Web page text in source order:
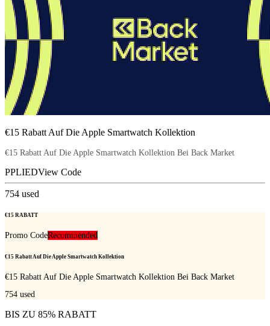
€15 Rabatt Auf Die Apple Smartwatch Kollektion
€15 Rabatt Auf Die Apple Smartwatch Kollektion Bei Back Market
PPLIEDView Code
754 used
€15 RABATT
Promo CodeRecommended
€15 Rabatt Auf Die Apple Smartwatch Kollektion
€15 Rabatt Auf Die Apple Smartwatch Kollektion Bei Back Market
754 used
BIS ZU 85% RABATT